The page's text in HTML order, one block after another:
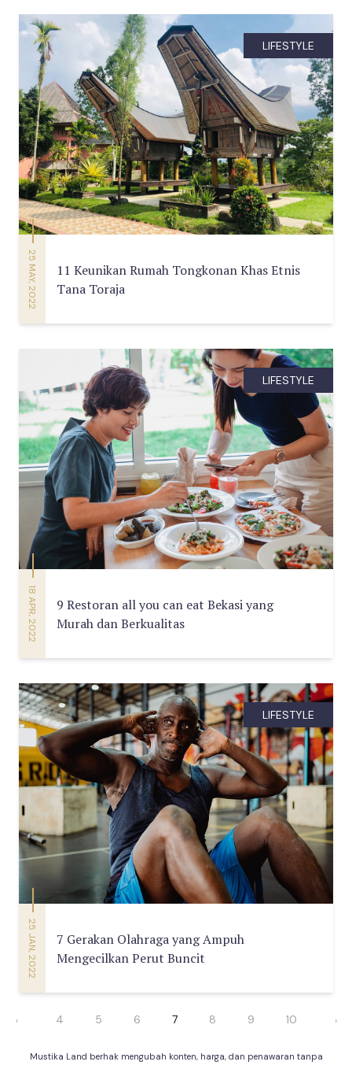
LIFESTYLE
25 MAY, 2022
11 Keunikan Rumah Tongkonan Khas Etnis
Tana Toraja
LIFESTYLE
18 APR, 2022
9 Restoran all you can eat Bekasi yang
Murah dan Berkualitas
LIFESTYLE
25 JAN, 2022
7 Gerakan Olahraga yang Ampuh
Mengecilkan Perut Buncit
‹ 4 5 6 7 8 9 10 ›
Mustika Land berhak mengubah konten, harga, dan penawaran tanpa